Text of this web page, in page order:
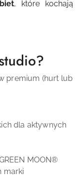
, które kochają
premium (hurt lub
dla aktywnych
MOON®
marki